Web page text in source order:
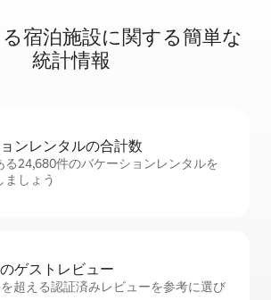
宿⁠泊⁠施⁠設⁠に関⁠す⁠る簡⁠単⁠な
統⁠計⁠情⁠報
ンレ⁠ン⁠タ⁠ル⁠の合⁠計⁠数
る24,680件のバケーションレンタルを
ましょう
ゲ⁠ス⁠ト⁠レ⁠ビ⁠ュ⁠ー
超える認証済みレビューを参考に選び